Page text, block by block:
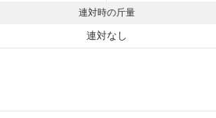
連対時の斤量
連対なし